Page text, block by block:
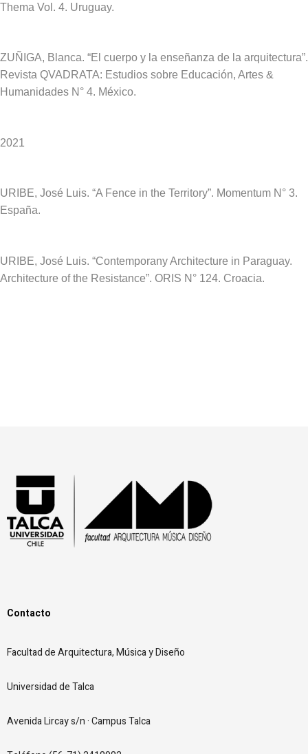
Thema Vol. 4. Uruguay.
ZUÑIGA, Blanca. “El cuerpo y la enseñanza de la arquitectura”.
Revista QVADRATA: Estudios sobre Educación, Artes &
Humanidades N° 4. México.
2021
URIBE, José Luis. “A Fence in the Territory”. Momentum N° 3.
España.
URIBE, José Luis. “Contemporany Architecture in Paraguay.
Architecture of the Resistance”. ORIS N° 124. Croacia.
Contacto
Facultad de Arquitectura,Música y Diseño
Universidad de Talca
Avenida Lircay s/n · Campus Talca